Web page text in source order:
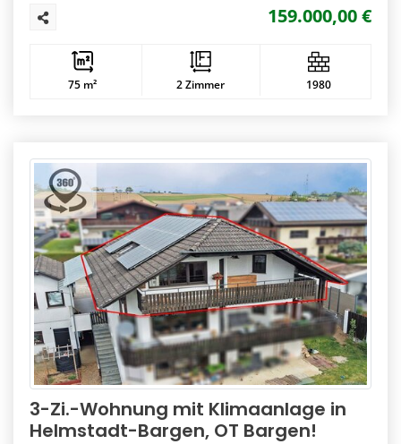
159.000,00 €
75 m² 2 Zimmer 1980
3-Zi.-Wohnung mit Klimaanlage in
Helmstadt-Bargen, OT Bargen!